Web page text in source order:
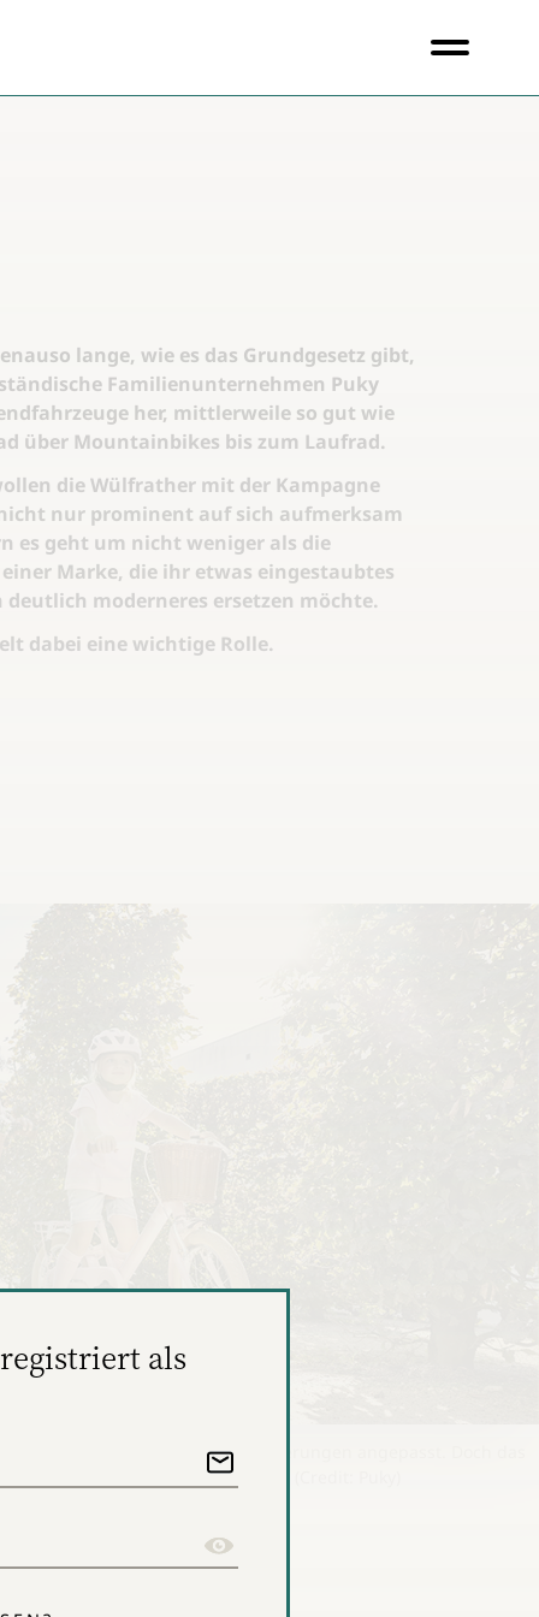
lange, wie es das Grundgesetz gibt,
Familienunternehmen Puky
her, mittlerweile so gut wie
über Mountainbikes bis zum Laufrad.
die Wülfrather mit der Kampagne
nur prominent auf sich aufmerksam
es geht um nicht weniger als die
Marke, die ihr etwas eingestaubtes
deutlich moderneres ersetzen möchte.
dabei eine wichtige Rolle.
beständig an immer neue Anforderungen angepasst. Doch das
"Ready for life" ändern. (Credit: Puky)
als